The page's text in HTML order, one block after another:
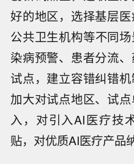
好的地区，选择基层医
公共卫生机构等不同
染病预警、患者分流
试点，建立容错纠错机
加大对试点地区、试
入，对引入AI医疗技
贴，对优质AI医疗产品